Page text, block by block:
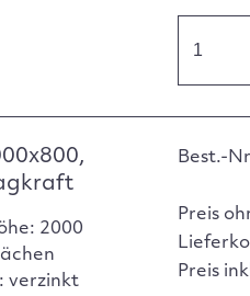
2000
verzinkt
Best.-
Preis
Preis